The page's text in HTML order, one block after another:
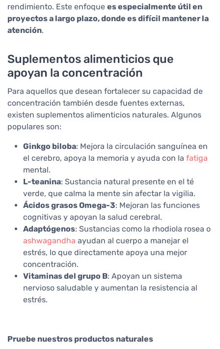
rendimiento. Este enfoque es especialmente útil en
proyectos a largo plazo, donde es difícil mantener la
atención.
Suplementos alimenticios que
apoyan la concentración
Para aquellos que desean fortalecer su capacidad de
concentración también desde fuentes externas,
existen suplementos alimenticios naturales. Algunos
populares son:
Ginkgo biloba: Mejora la circulación sanguínea en
el cerebro, apoya la memoria y ayuda con la fatiga
mental.
L-teanina: Sustancia natural presente en el té
verde, que calma la mente sin afectar la vigilia.
Ácidos grasos Omega-3: Mejoran las funciones
cognitivas y apoyan la salud cerebral.
Adaptógenos: Sustancias como la rhodiola rosea o
ashwagandha ayudan al cuerpo a manejar el
estrés, lo que directamente apoya una mejor
concentración.
Vitaminas del grupo B: Apoyan un sistema
nervioso saludable y aumentan la resistencia al
estrés.
Pruebe nuestros productos naturales